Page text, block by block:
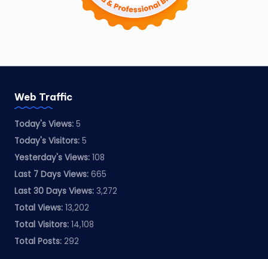
Web Traffic
Today's Views: 5
Today's Visitors: 5
Yesterday's Views: 108
Last 7 Days Views: 665
Last 30 Days Views: 3,272
Total Views: 13,202
Total Visitors: 14,108
Total Posts: 292